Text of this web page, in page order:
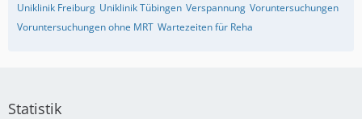
Uniklinik Freiburg Uniklinik Tübingen Verspannung Voruntersuchungen
Voruntersuchungen ohne MRT Wartezeiten für Reha
Statistik